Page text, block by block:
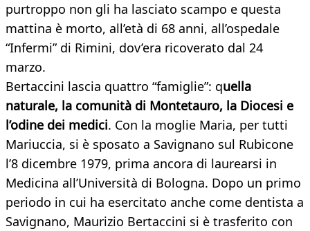
purtroppo non gli ha lasciato scampo e questa
mattina è morto, all’età di 68 anni, all’ospedale
“Infermi” di Rimini, dov’era ricoverato dal 24
marzo.
Bertaccini lascia quattro “famiglie”: quella
naturale, la comunità di Montetauro, la Diocesi e
l’odine dei medici. Con la moglie Maria, per tutti
Mariuccia, si è sposato a Savignano sul Rubicone
l’8 dicembre 1979, prima ancora di laurearsi in
Medicina all’Università di Bologna. Dopo un primo
periodo in cui ha esercitato anche come dentista a
Savignano, Maurizio Bertaccini si è trasferito con